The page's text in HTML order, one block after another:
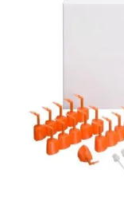
Aktuelt
Kurs